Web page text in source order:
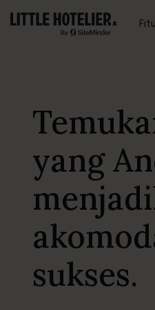
yang
sukses.